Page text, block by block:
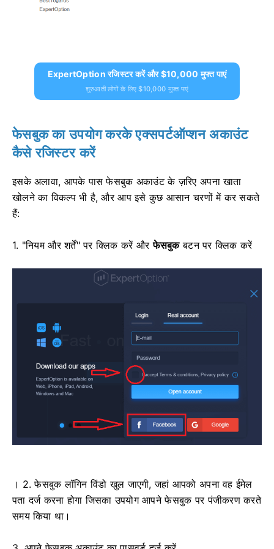
ExpertOption रजिस्टर करें और $10,000 मुफ्त पाएं
शुरुआती लोगों के लिए $10,000 मुफ़्त पाएं
फेसबुक का उपयोग करके एक्सपर्टऑप्शन अकाउंट
कैसे रजिस्टर करें
इसके अलावा, आपके पास फेसबुक अकाउंट के ज़रिए अपना खाता
खोलने का विकल्प भी है, और आप इसे कुछ आसान चरणों में कर सकते
हैं:
1. "नियम और शर्तें" पर क्लिक करें औरफेसबुकबटन पर क्लिक करें
। 2. फेसबुक लॉगिन विंडो खुल जाएगी, जहां आपको अपना वह ईमेल
पता दर्ज करना होगा जिसका उपयोग आपने फेसबुक पर पंजीकरण करते
समय किया था।